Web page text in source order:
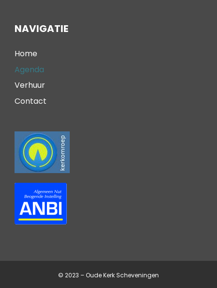
NAVIGATIE
Home
Agenda
Verhuur
Contact
© 2023 – Oude Kerk Scheveningen